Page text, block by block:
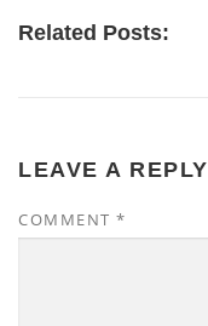
Related Posts:
LEAVE A REPLY
COMMENT *